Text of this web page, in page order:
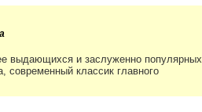
выдающихся и заслуженно популярных
современный классик главного